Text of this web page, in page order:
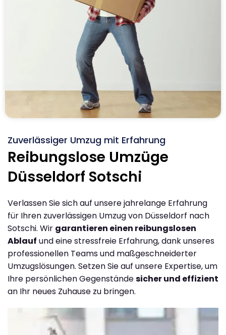
Zuverlässiger Umzug mit Erfahrung
Reibungslose Umzüge
Düsseldorf Sotschi
Verlassen Sie sich auf unsere jahrelange Erfahrung
für Ihren zuverlässigen Umzug von Düsseldorf nach
Sotschi. Wir garantieren einen reibungslosen
Ablauf und eine stressfreie Erfahrung, dank unseres
professionellen Teams und maßgeschneiderter
Umzugslösungen. Setzen Sie auf unsere Expertise, um
Ihre persönlichen Gegenständesicher und effizient
an Ihr neues Zuhause zu bringen.